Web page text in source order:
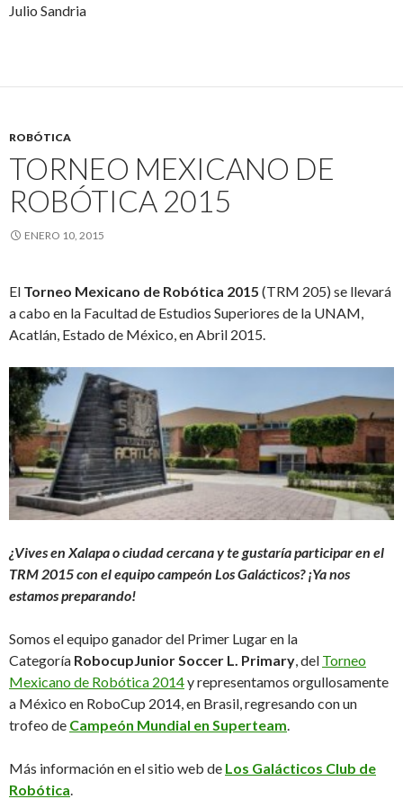
Julio Sandria
ROBÓTICA
TORNEO MEXICANO DE
ROBÓTICA 2015
ENERO 10, 2015
El Torneo Mexicano de Robótica 2015 (TRM 205) se llevará
a cabo en la Facultad de Estudios Superiores de la UNAM,
Acatlán, Estado de México, en Abril 2015.
¿Vives en Xalapa o ciudad cercana y te gustaría participar en el
TRM 2015 con el equipo campeón Los Galácticos? ¡Ya nos
estamos preparando!
Somos el equipo ganador del Primer Lugar en la
Categoría RobocupJunior Soccer L. Primary, del Torneo
Mexicano de Robótica 2014y representamos orgullosamente
a México en RoboCup 2014, en Brasil, regresando con un
trofeo de Campeón Mundial en Superteam.
Más información en el sitio web de Los Galácticos Club de
Robótica.